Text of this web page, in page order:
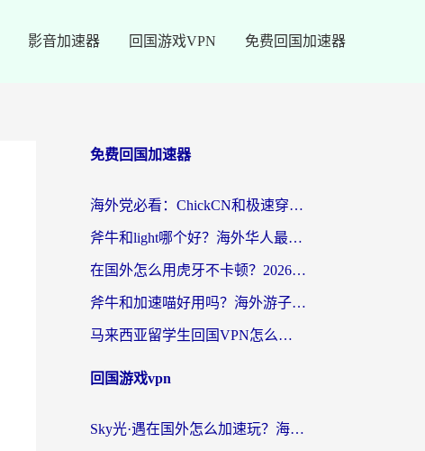
影音加速器 回国游戏VPN 免费回国加速器
免费回国加速器
海外党必看：ChickCN和极速穿梭VPN好用吗？3招教你选对回国加速器无缝刷国内资源
斧牛和light哪个好？海外华人最关心的回国加速器选择难题，一篇讲透
在国外怎么用虎牙不卡顿？2026海外华人亲测有效的回国加速器选择指南
斧牛和加速喵好用吗？海外游子的真实选择困境
马来西亚留学生回国VPN怎么选？3个避坑点+1款实测好用的加速器推荐
回国游戏vpn
Sky光·遇在国外怎么加速玩？海外党亲测有效的国服游戏加速指南